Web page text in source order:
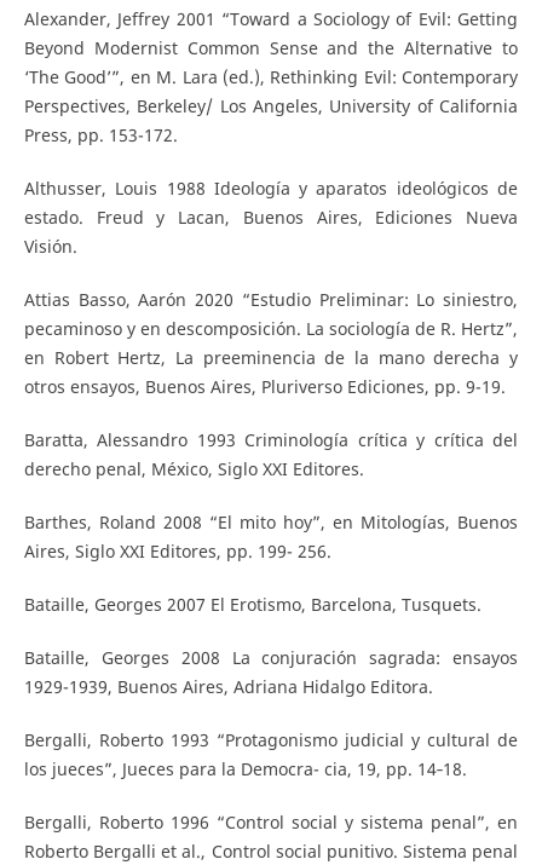
Alexander, Jeffrey 2001 “Toward a Sociology of Evil: Getting
Beyond Modernist Common Sense and the Alternative to
‘The Good’”, en M. Lara (ed.), Rethinking Evil: Contemporary
Perspectives, Berkeley/ Los Angeles, University of California
Press, pp. 153-172.
Althusser, Louis 1988 Ideología y aparatos ideológicos de
estado. Freud y Lacan, Buenos Aires, Ediciones Nueva
Visión.
Attias Basso, Aarón 2020 “Estudio Preliminar: Lo siniestro,
pecaminoso y en descomposición. La sociología de R. Hertz”,
en Robert Hertz, La preeminencia de la mano derecha y
otros ensayos, Buenos Aires, Pluriverso Ediciones, pp. 9-19.
Baratta, Alessandro 1993 Criminología crítica y crítica del
derecho penal, México, Siglo XXI Editores.
Barthes, Roland 2008 “El mito hoy”, en Mitologías, Buenos
Aires, Siglo XXI Editores, pp. 199- 256.
Bataille, Georges 2007 El Erotismo, Barcelona, Tusquets.
Bataille, Georges 2008 La conjuración sagrada: ensayos
1929-1939, Buenos Aires, Adriana Hidalgo Editora.
Bergalli, Roberto 1993 “Protagonismo judicial y cultural de
los jueces”, Jueces para la Democra- cia, 19, pp. 14‐18.
Bergalli, Roberto 1996 “Control social y sistema penal”, en
Roberto Bergalli et al., Control social punitivo. Sistema penal